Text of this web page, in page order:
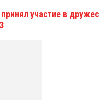
участие в